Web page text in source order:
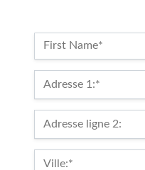
Nom :*
First Name*
Adresse 1:*
Adresse ligne 2:
Ville:*